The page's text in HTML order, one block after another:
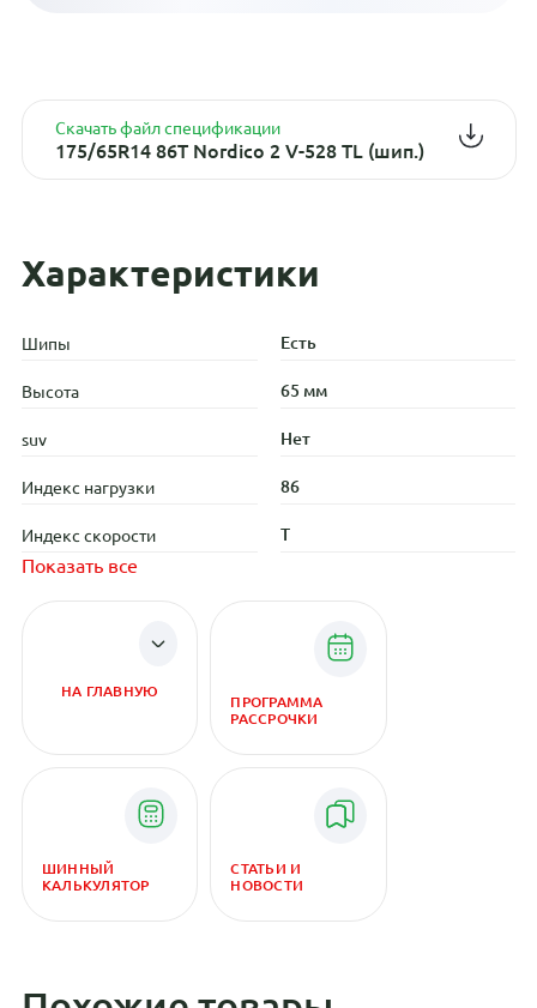
Скачать файл спецификации
175/65R14 86T Nordico 2 V-528 TL (шип.)
Характеристики
Шипы Есть
Высота 65 мм
suv Нет
Индекс нагрузки 86
Индекс скорости T
Показать все
НА ГЛАВНУЮ
ПРОГРАММА
РАССРОЧКИ
ШИННЫЙ
КАЛЬКУЛЯТОР
СТАТЬИ И
НОВОСТИ